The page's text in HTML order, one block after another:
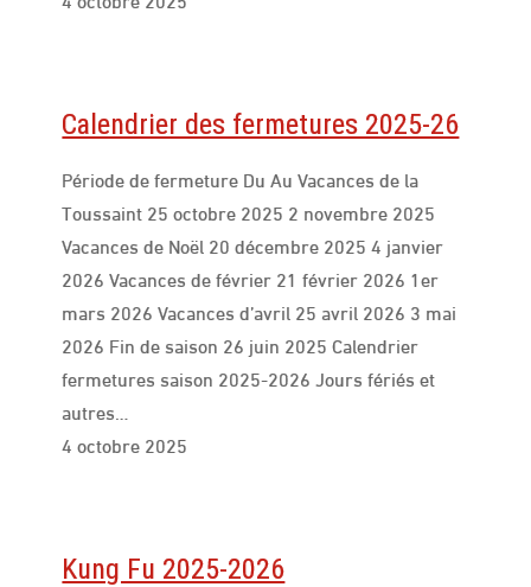
Calendrier des fermetures 2025-26
Période de fermeture Du Au Vacances de la
Toussaint 25 octobre 2025 2 novembre 2025
Vacances de Noël 20 décembre 2025 4 janvier
2026 Vacances de février 21 février 2026 1er
mars 2026 Vacances d’avril 25 avril 2026 3 mai
2026 Fin de saison 26 juin 2025 Calendrier
fermetures saison 2025-2026 Jours fériés et
autres…
4 octobre 2025
Kung Fu 2025-2026